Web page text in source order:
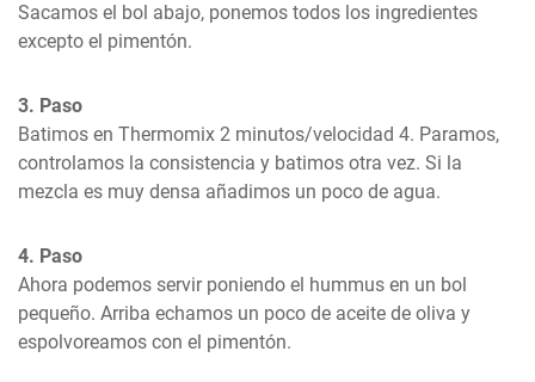
Sacamos el bol abajo, ponemos todos los ingredientes
excepto el pimentón.
3. Paso
Batimos en Thermomix 2 minutos/velocidad 4. Paramos,
controlamos la consistencia y batimos otra vez. Si la
mezcla es muy densa añadimos un poco de agua.
4. Paso
Ahora podemos servir poniendo el hummus en un bol
pequeño. Arriba echamos un poco de aceite de oliva y
espolvoreamos con el pimentón.